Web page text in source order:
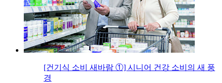
[건기식 소비 새바람 ①] 시니어 건강 소비의 새 풍
경